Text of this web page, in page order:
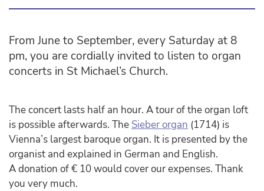
From June to September, every Saturday at 8
pm, you are cordially invited to listen to organ
concerts in St Michael’s Church.
The concert lasts half an hour. A tour of the organ loft
is possible afterwards. The Sieber organ (1714) is
Vienna’s largest baroque organ. It is presented by the
organist and explained in German and English.
A donation of € 10 would cover our expenses. Thank
you very much.